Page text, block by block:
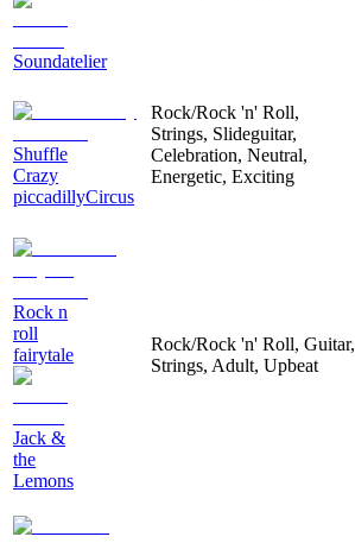
Soundatelier
Shuffle
Crazy
piccadillyCircus
Rock/Rock 'n' Roll,
Strings, Slideguitar,
Celebration, Neutral,
Energetic, Exciting
Rock n
roll
fairytale
Jack &
the
Lemons
Rock/Rock 'n' Roll, Guitar,
Strings, Adult, Upbeat